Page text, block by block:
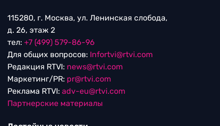
115280, г. Москва, ул. Ленинская слобода,
д. 26, этаж 2
тел: +7 (499) 579-86-96
Для общих вопросов: Infortvi@rtvi.com
Редакция RTVI: news@rtvi.com
Маркетинг/PR: pr@rtvi.com
Реклама RTVI: adv-eu@rtvi.com
Партнерские материалы